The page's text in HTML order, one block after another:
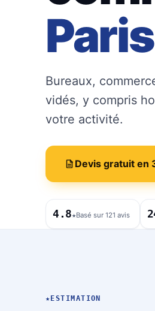
Bureaux,
vidés, y compris
votre activité.
Devis gratuit en
4.8★Basé sur 121 avis
★ ESTIMATION